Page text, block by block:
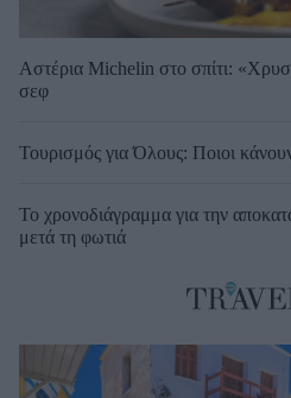
Αστέρια Michelin στο σπίτι:
σεφ
Τουρισμός για Όλους: Ποιοι
Το χρονοδιάγραμμα για την
μετά τη φωτιά